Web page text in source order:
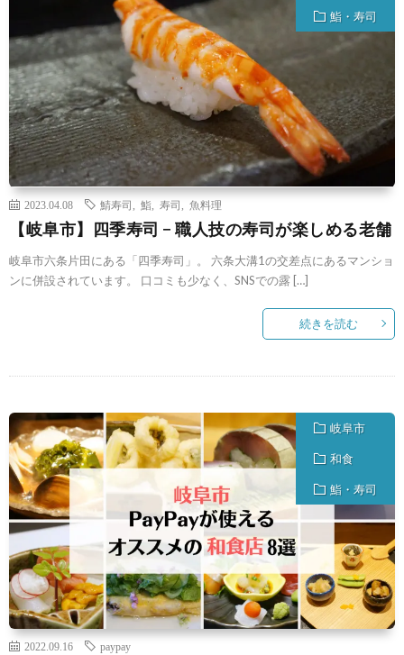
鮨・寿司
2023.04.08 鯖寿司 鮨 寿司 魚料理
【岐阜市】四季寿司 − 職人技の寿司が楽しめる老舗
岐阜市六条片田にある「四季寿司」。 六条大溝1の交差点にあるマンショ
ンに併設されています。 口コミも少なく、SNSでの露 […]
続きを読む
岐阜市
和食
鮨・寿司
2022.09.16 paypay